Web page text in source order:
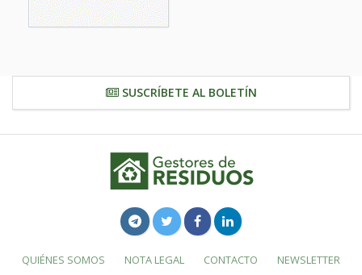
SUSCRÍBETE AL BOLETÍN
QUIÉNES SOMOS NOTA LEGAL CONTACTO NEWSLETTER